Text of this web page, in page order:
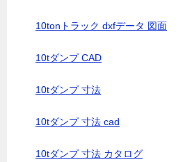
10tonトラック dxfデータ 図面
10tダンプ CAD
10tダンプ 寸法
10tダンプ 寸法 cad
10tダンプ 寸法 カタログ